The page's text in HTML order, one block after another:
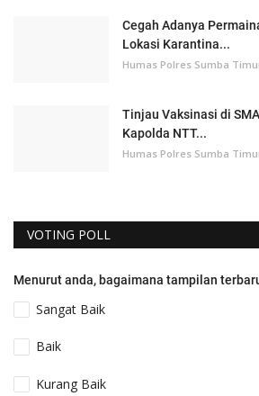
Cegah Adanya
Lokasi Karantina...
Humas Polres Sumba
Tinjau Vaksinasi di
Kapolda NTT...
Humas Polres Sumba
VOTING POLL
Menurut anda, bagaimana tampilan
Sangat Baik
Baik
Kurang Baik